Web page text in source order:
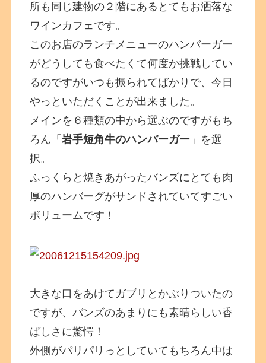
所も同じ建物の２階にあるとてもお洒落な
ワインカフェです。
このお店のランチメニューのハンバーガー
がどうしても食べたくて何度か挑戦してい
るのですがいつも振られてばかりで、今日
やっといただくことが出来ました。
メインを６種類の中から選ぶのですがもち
ろん「岩手短角牛のハンバーガー 」を選
択。
ふっくらと焼きあがったバンズにとても肉
厚のハンバーグがサンドされていてすごい
ボリュームです！
大きな口をあけてガブリとかぶりついたの
ですが、バンズのあまりにも素晴らしい香
ばしさに驚愕！
外側がパリパリっとしていてもちろん中は